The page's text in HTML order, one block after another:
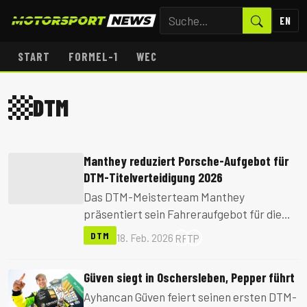
EN
START FORMEL-1 WEC
DTM
Manthey reduziert Porsche-Aufgebot für
DTM-Titelverteidigung 2026
Das DTM-Meisterteam Manthey
präsentiert sein Fahreraufgebot für die
kommende Saison und tritt mit weniger
Fahrzeugen zur Titelverteidigung an.
DTM 18. Feb. 2026 RFTP
Güven siegt in Oschersleben, Pepper führt
Ayhancan Güven feiert seinen ersten DTM-